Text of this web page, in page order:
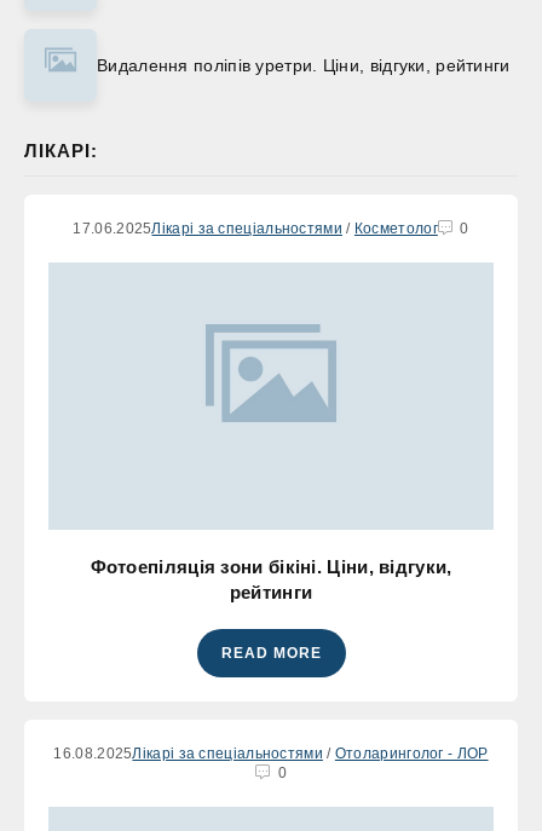
Видалення поліпів уретри. Ціни, відгуки, рейтинги
ЛІКАРІ:
17.06.2025Лікарі за спеціальностями / Косметолог 0
Фотоепіляція зони бікіні. Ціни, відгуки,
рейтинги
READ MORE
16.08.2025Лікарі за спеціальностями / Отоларинголог - ЛОР
0